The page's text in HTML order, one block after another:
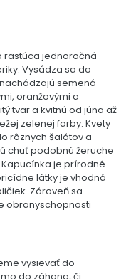
rastúca jednoročná
Vysádza sa do
semená
oranžovými a
tvar a kvitnú od júna až
zelenej farby. Kvety
rôznych šalátov a
chuť podobnú žeruche
je prírodné
látky je vhodná
Zároveň sa
obranyschopnosti
vysievať do